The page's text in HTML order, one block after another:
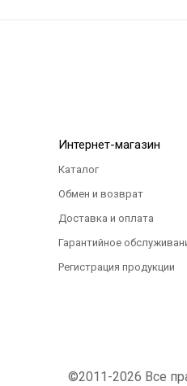
Интернет-магазин
Каталог
Обмен и возврат
Доставка и оплата
Гарантийное
Регистрация продукции
©2011-2026 Все